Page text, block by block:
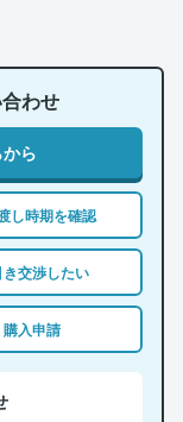
わせ
ら
し時期を確認
き交渉したい
購入申請